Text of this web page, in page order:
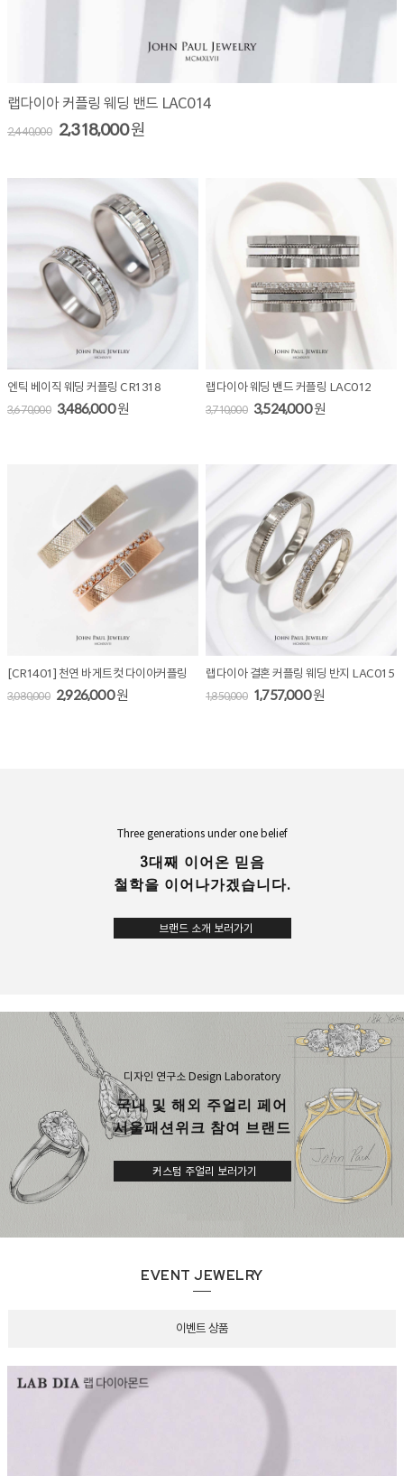
랩다이아 커플링 웨딩 밴드 LAC014
2,440,000 2,318,000원
엔틱 베이직 웨딩 커플링 CR1318
3,670,000 3,486,000원
랩다이아 웨딩 밴드 커플링 LAC012
3,710,000 3,524,000원
[CR1401] 천연 바게트컷 다이아커플링
3,080,000 2,926,000원
랩다이아 결혼 커플링 웨딩 반지 LAC015
1,850,000 1,757,000원
Three generations under one belief
3대째 이어온 믿음
철학을 이어나가겠습니다.
브랜드 소개 보러가기
디자인 연구소 Design Laboratory
국내 및 해외 주얼리 페어
서울패션위크 참여 브랜드
커스텀 주얼리 보러가기
EVENT JEWELRY
이벤트 상품